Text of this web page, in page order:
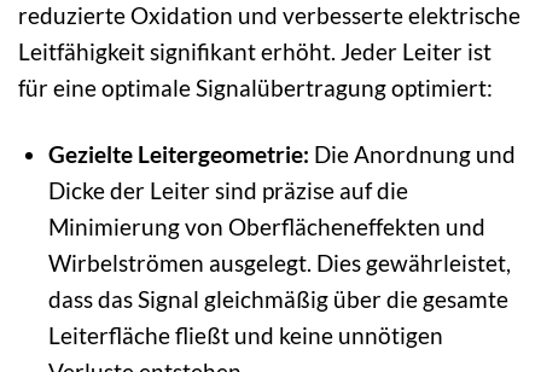
reduzierte Oxidation und verbesserte elektrische
Leitfähigkeit signifikant erhöht. Jeder Leiter ist
für eine optimale Signalübertragung optimiert:
Gezielte Leitergeometrie: Die Anordnung und
Dicke der Leiter sind präzise auf die
Minimierung von Oberflächeneffekten und
Wirbelströmen ausgelegt. Dies gewährleistet,
dass das Signal gleichmäßig über die gesamte
Leiterfläche fließt und keine unnötigen